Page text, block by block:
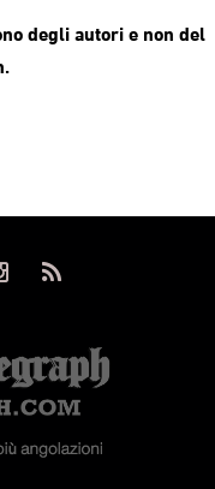
degli autori e non del